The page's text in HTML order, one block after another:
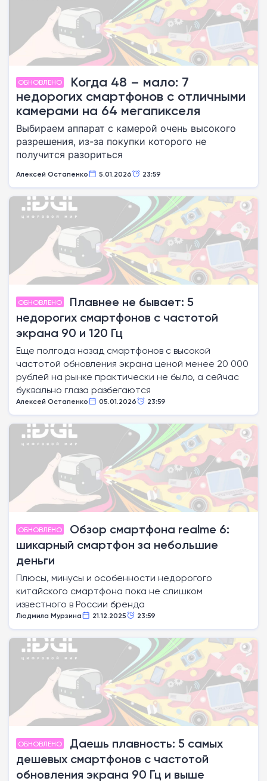
ОБНОВЛЕНО
Когда 48 – мало: 7
недорогих смартфонов с отличными
камерами на 64 мегапикселя
Выбираем аппарат с камерой очень высокого
разрешения, из-за покупки которого не
получится разориться
Алексей Остапенко 5.01.2026 23:59
ОБНОВЛЕНО
Плавнее не бывает: 5
недорогих смартфонов с частотой
экрана 90 и 120 Гц
Еще полгода назад смартфонов с высокой
частотой обновления экрана ценой менее 20 000
рублей на рынке практически не было, а сейчас
буквально глаза разбегаются
Алексей Остапенко 05.01.2026 23:59
ОБНОВЛЕНО
Обзор смартфона realme 6:
шикарный смартфон за небольшие
деньги
Плюсы, минусы и особенности недорогого
китайского смартфона пока не слишком
известного в России бренда
Людмила Мурзина 21.12.2025 23:59
ОБНОВЛЕНО
Даешь плавность: 5 самых
дешевых смартфонов с частотой
обновления экрана 90 Гц и выше